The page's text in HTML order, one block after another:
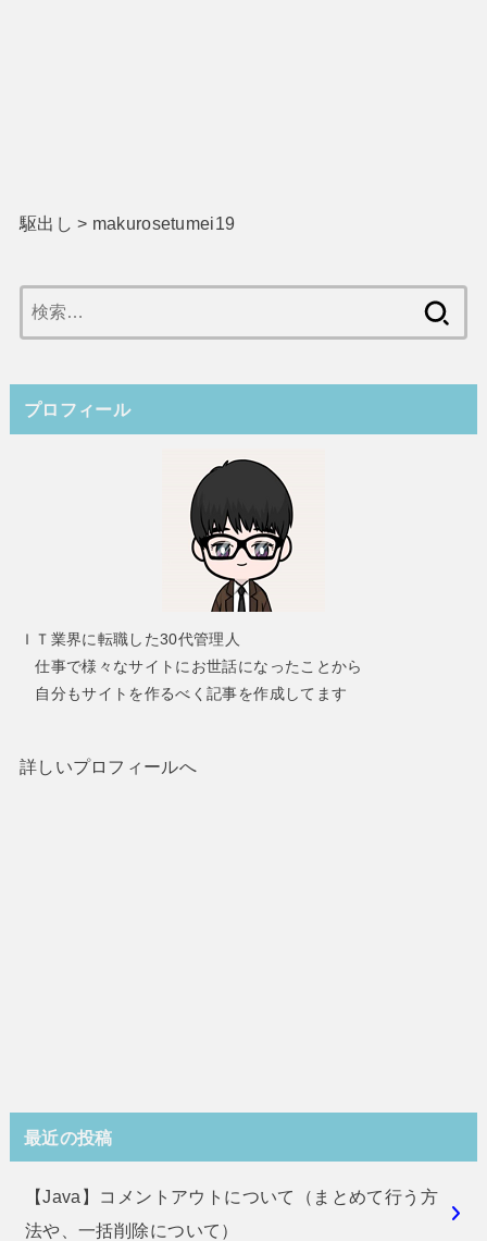
駆出し > makurosetumei19
索:
プロフィール
ＩＴ業界に転職した30代管理人
仕事で様々なサイトにお世話になったことから
自分もサイトを作るべく記事を作成してます
詳しいプロフィールへ
最近の投稿
【Java】コメントアウトについて（まとめて行う方
法や、一括削除について）